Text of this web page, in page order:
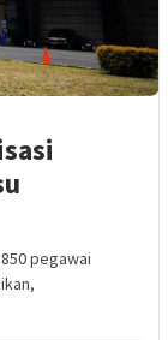
pegawai